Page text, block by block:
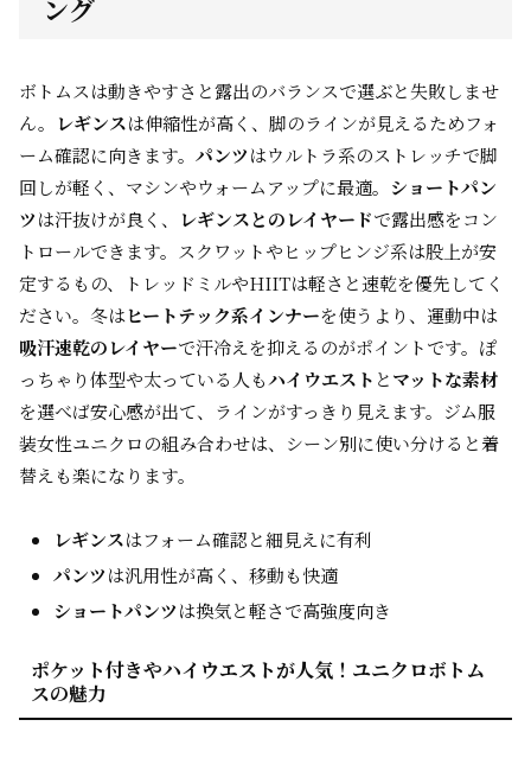
ング
ボトムスは動きやすさと露出のバランスで選ぶと失敗しませ
ん。
レギンスは伸縮性が高く、脚のラインが見えるためフォ
ーム確認に向きます。 パンツはウルトラ系のストレッチで脚
回しが軽く、マシンやウォームアップに最適。 ショートパン
ツは汗抜けが良く、 レギンスとのレイヤードで露出感をコン
トロールできます。スクワットやヒップヒンジ系は股上が安
定するもの、トレッドミルやHIITは軽さと速乾を優先してく
ださい。冬はヒートテック系インナーを使うより、運動中は
吸汗速乾のレイヤーで汗冷えを抑えるのがポイントです。ぽ
っちゃり体型や太っている人もハイウエスト とマットな素材
を選べば安心感が出て、ラインがすっきり見えます。ジム服
装女性ユニクロの組み合わせは、シーン別に使い分けると着
替えも楽になります。
レギンスはフォーム確認と細見えに有利
パンツは汎用性が高く、移動も快適
ショートパンツは換気と軽さで高強度向き
ポケット付きやハイウエストが人気！ユニクロボトム
スの魅力